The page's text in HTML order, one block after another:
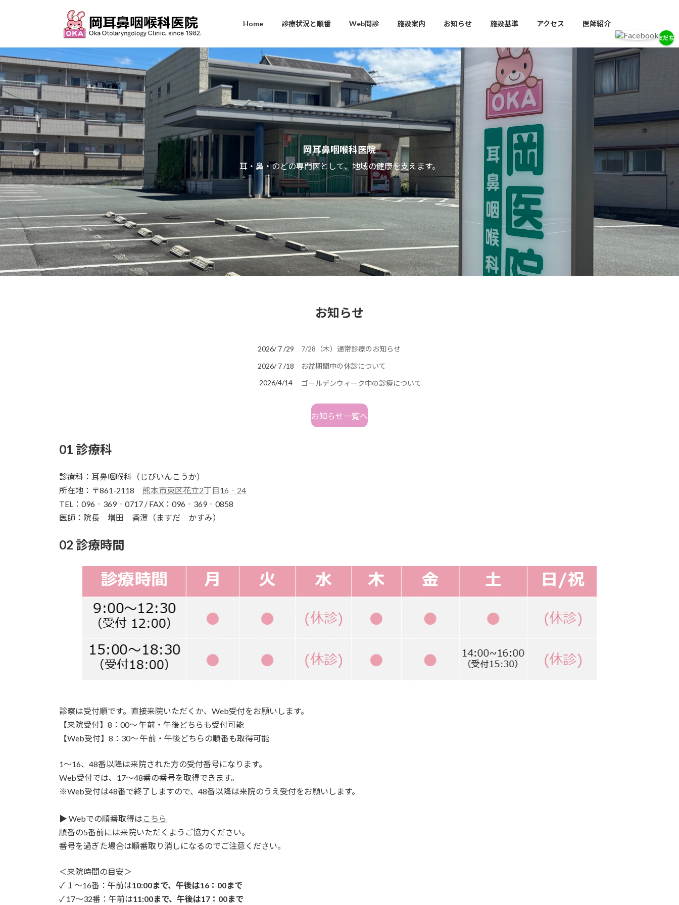
ツ
へ
ス
キ
ッ
プ
シ
ョ
ン
に
移
動
Home 診療状況と順番 Web問診 施設案内 お知らせ 施設基準 アクセス 医師紹介
岡耳鼻咽喉科医院
耳・鼻・のどの専門医として、地域の健康を支えます。
お知らせ
2026/７/29
7/28（木）通常診療のお知らせ
2026/７/18
お盆期間中の休診について
2026/4/14
ゴールデンウィーク中の診療について
お知らせ一覧へ
01 診療科
診療科：耳鼻咽喉科（じびいんこうか）
所在地：〒861-2118 熊本市東区花立2丁目16‐24
TEL：096‐369‐0717 / FAX：096‐369‐0858
医師：院長 増田 香澄（ますだ かすみ）
02 診療時間
診察は受付順です。直接来院いただくか、Web受付をお願いします。
【来院受付】8：00～ 午前・午後どちらも受付可能
【Web受付】8：30～ 午前・午後どちらの順番も取得可能
1～16、48番以降は来院された方の受付番号になります。
Web受付では、17～48番の番号を取得できます。
※Web受付は48番で終了しますので、48番以降は来院のうえ受付をお願いします。
▶ Webでの順番取得は こちら
順番の5番前には来院いただくようご協力ください。
番号を過ぎた場合は順番取り消しになるのでご注意ください。
＜来院時間の目安＞
✓ １～16番：午前は10:00まで、午後は16：00まで
✓ 17～32番：午前は11:00まで、午後は17：00まで